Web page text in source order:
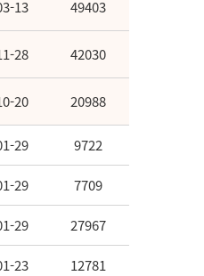
13 49403
28 42030
20 20988
29 9722
29 7709
29 27967
23 12781